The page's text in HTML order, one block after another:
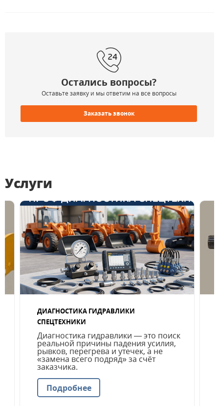
Остались вопросы?
Оставьте заявку и мы ответим на все вопросы
Заказать звонок
Услуги
ДИАГНОСТИКА ГИДРАВЛИКИ
СПЕЦТЕХНИКИ
Диагностика гидравлики — это поиск
реальной причины падения усилия,
рывков, перегрева и утечек, а не
«замена всего подряд» за счёт
заказчика.
Подробнее